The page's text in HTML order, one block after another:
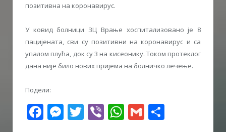
позитивна на коронавирус.
У ковид болници ЗЦ Врање хоспитализовано је 8
пацијената, сви су позитивни на коронавирус и са
упалом плућа, док су 3 на кисеонику. Током протеклог
дана није било нових пријема на болничко лечење.
Подели:
Facebook
Messenger
Twitter
ViberWhatsApp
Gmail